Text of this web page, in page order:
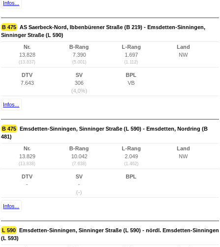
Infos...
B 475 AS Saerbeck-Nord, Ibbenbürener Straße (B 219) - Emsdetten-Sinningen,
Sinninger Straße (L 590)
Nr.
13.828
(13.837)
B-Rang
7.390
(5.001)
L-Rang
1.697
(1.112)
Land
NW
DTV
7.643
SV
306
(4,0%)
BPL
VB
Infos...
B 475 Emsdetten-Sinningen, Sinninger Straße (L 590) - Emsdetten, Nordring (B
481)
Nr.
13.829
(13.838)
B-Rang
10.042
(7.638)
L-Rang
2.049
(1.462)
Land
NW
DTV
-
SV
-
(-)
BPL
Infos...
L 590 Emsdetten-Sinningen, Sinninger Straße (L 590) - nördl. Emsdetten-Sinningen
(L 593)